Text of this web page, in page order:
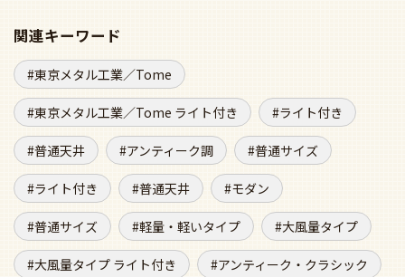
関連キーワード
東京メタル工業／Tome
東京メタル工業／Tome ライト付き ライト付き
普通天井 アンティーク調 普通サイズ
ライト付き 普通天井 モダン
普通サイズ 軽量・軽いタイプ 大風量タイプ
大風量タイプ ライト付き アンティーク・クラシック